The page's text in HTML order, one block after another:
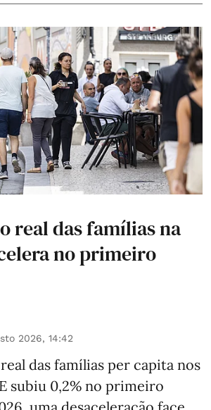
real das famílias na
no primeiro
2026, 14:42
das famílias per capita nos
subiu 0,2% no primeiro